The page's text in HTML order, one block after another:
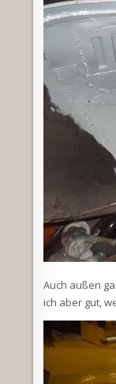
Auch außen
ich aber gut,